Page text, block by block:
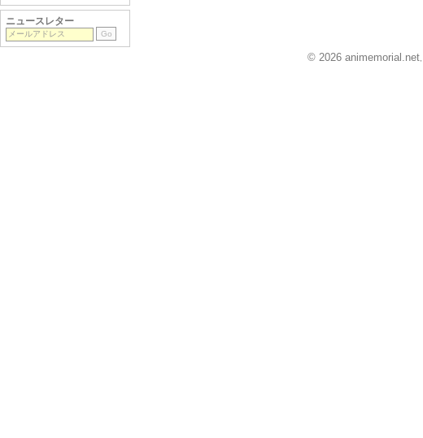
ニュースレター
© 2026 animemorial.net